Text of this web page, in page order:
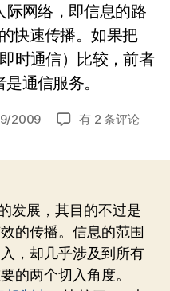
际网络，即信息的路
快速传播。如果把
时通信）比较，前者
通信服务。
2009
SNS：
化
吗？
有 2 条评论
展，其目的不过是
的传播。信息的范围
，却几乎涉及到所有
的两个切入角度。